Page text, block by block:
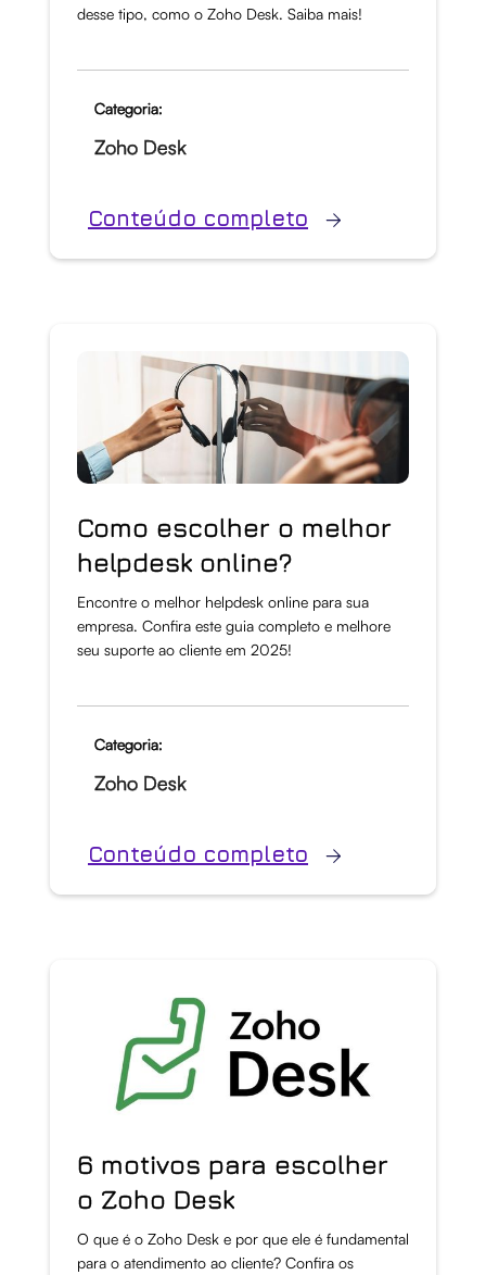
desse tipo, como o Zoho Desk. Saiba mais!
Categoria:
Zoho Desk
Conteúdo completo
Como escolher o melhor
helpdesk online?
Encontre o melhor helpdesk online para sua
empresa. Confira este guia completo e melhore
seu suporte ao cliente em 2025!
Categoria:
Zoho Desk
Conteúdo completo
6 motivos para escolher
o Zoho Desk
O que é o Zoho Desk e por que ele é fundamental
para o atendimento ao cliente? Confira os